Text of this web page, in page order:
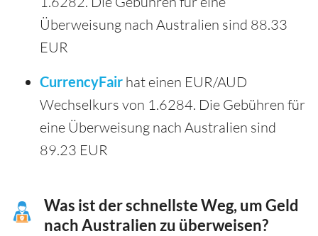
Überweisung nach Australien sind 88.33
EUR
CurrencyFair hat einen EUR/AUD
Wechselkurs von 1.6284. Die Gebühren für
eine Überweisung nach Australien sind
89.23 EUR
Was ist der schnellste Weg, um Geld
nach Australien zu überweisen?